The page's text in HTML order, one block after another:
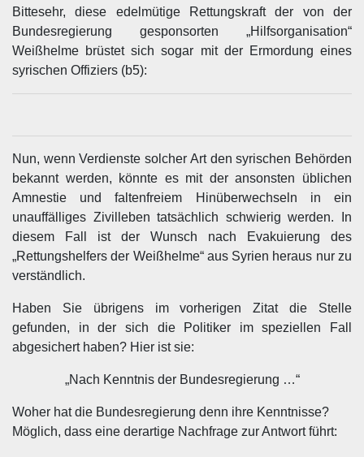
Bittesehr, diese edelmütige Rettungskraft der von der
Bundesregierung gesponsorten „Hilfsorganisation“
Weißhelme brüstet sich sogar mit der Ermordung eines
syrischen Offiziers (b5):
Nun, wenn Verdienste solcher Art den syrischen Behörden
bekannt werden, könnte es mit der ansonsten üblichen
Amnestie und faltenfreiem Hinüberwechseln in ein
unauffälliges Zivilleben tatsächlich schwierig werden. In
diesem Fall ist der Wunsch nach Evakuierung des
„Rettungshelfers der Weißhelme“ aus Syrien heraus nur zu
verständlich.
Haben Sie übrigens im vorherigen Zitat die Stelle
gefunden, in der sich die Politiker im speziellen Fall
abgesichert haben? Hier ist sie:
„Nach Kenntnis der Bundesregierung …“
Woher hat die Bundesregierung denn ihre Kenntnisse?
Möglich, dass eine derartige Nachfrage zur Antwort führt: